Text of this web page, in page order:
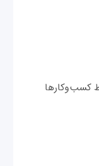
کسب‌وکارها